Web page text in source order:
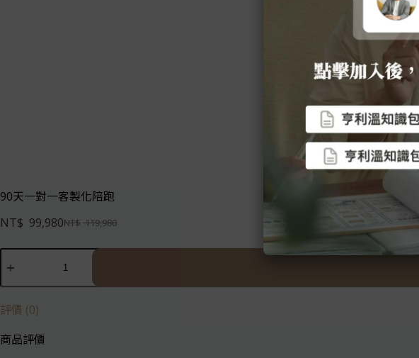
90天一對一客製化陪跑
NT$119,980
NT$ 99,980
評價 (0)
商品評價